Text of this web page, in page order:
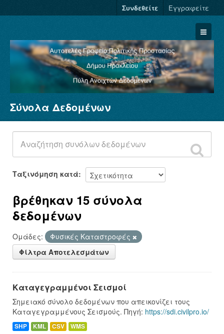
Συνδεθείτε Εγγραφείτε
Σύνολα Δεδομένων
Φορείς
Ομάδες
Σχετικά
Σύνολα Δεδομένων
Ταξινόμηση κατά
βρέθηκαν 15 σύνολα
δεδομένων
Ομάδες:
Φυσικές Καταστροφές
Φίλτρα Αποτελεσμάτων
Καταγεγραμμένοι Σεισμοί
Σημειακό σύνολο δεδομένων που απεικονίζει τους
Καταγεγραμμένους Σεισμούς. Πηγή: https://sdi.civilpro.io/
SHP KML CSV WMS